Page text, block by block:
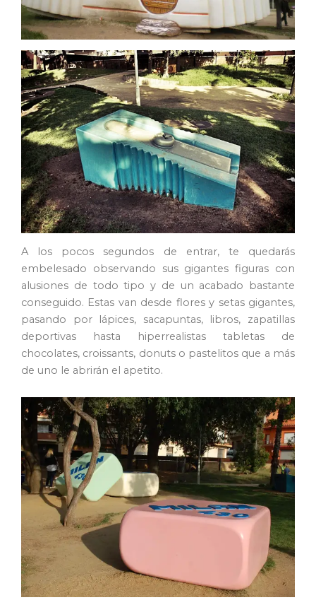
A los pocos segundos de entrar, te quedarás
embelesado observando sus gigantes figuras con
alusiones de todo tipo y de un acabado bastante
conseguido. Estas van desde flores y setas gigantes,
pasando por lápices, sacapuntas, libros, zapatillas
deportivas hasta hiperrealistas tabletas de
chocolates, croissants, donuts o pastelitos que a más
de uno le abrirán el apetito.